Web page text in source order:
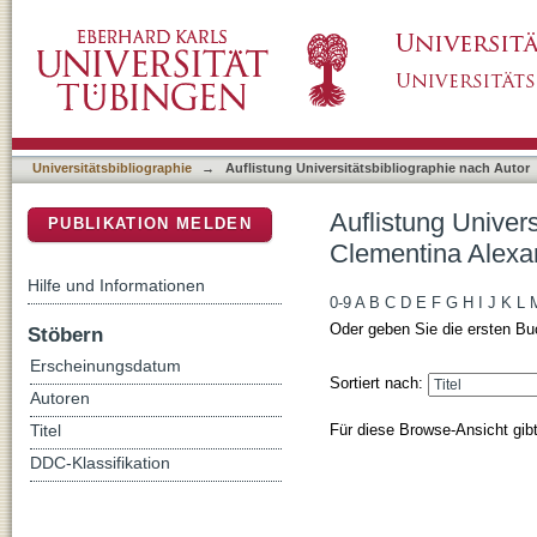
Universitätsbibliographie → Auflistung Universitätsbibliographie nach Autor
Auflistung
Clementina
0-9 A B C D E F G H J K L
Oder geben Sie die ersten
Sortiert nach:
Für diese Browse-Ansicht
PUBLIKATION MELDEN
Hilfe und Informationen
Stöbern
Erscheinungsdatum
Autoren
Titel
DDC-Klassifikation